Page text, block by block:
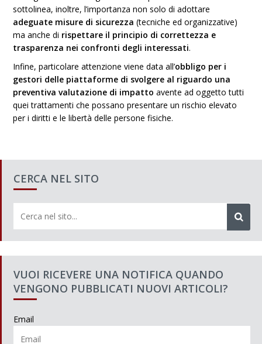
sottolinea, inoltre, l’importanza non solo di adottare
adeguate misure di sicurezza (tecniche ed organizzative)
ma anche di rispettare il principio di correttezza e
trasparenza nei confronti degli interessati.
Infine, particolare attenzione viene data all’obbligo per i
gestori delle piattaforme di svolgere al riguardo una
preventiva valutazione di impatto avente ad oggetto tutti
quei trattamenti che possano presentare un rischio elevato
per i diritti e le libertà delle persone fisiche.
CERCA NEL SITO
VUOI RICEVERE UNA NOTIFICA QUANDO
VENGONO PUBBLICATI NUOVI ARTICOLI?
Email